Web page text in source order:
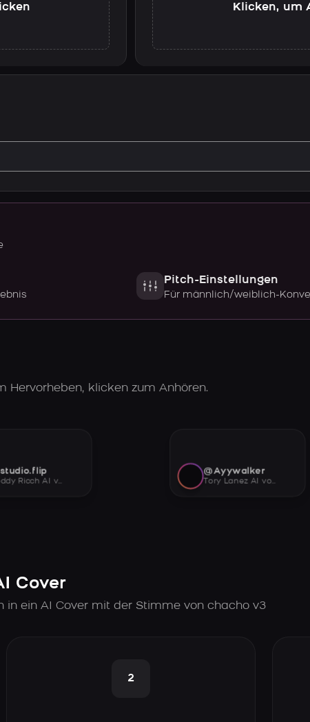
Klicken, um
Pitch-Einstellungen
Für männlich/weiblich-
Hervorheben, klicken zum Anhören.
Ricch AI voice
@Ayywalker
Tory Lanez AI voice
Cover
ein AI Cover mit der Stimme von chacho v3
2